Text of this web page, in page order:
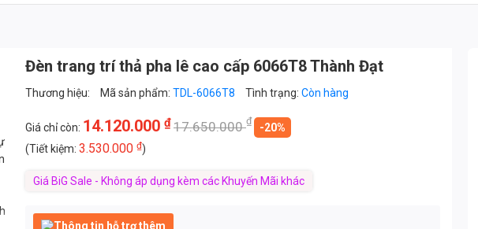
Đèn trang trí thả pha lê cao cấp 6066T8 Thành Đạt
Thương hiệu: Mã sản phẩm: TDL-6066T8 Tình trạng: Còn hàng
Giá chỉ còn: 14.120.000 ₫17.650.000₫
-20%
(Tiết kiệm: 3.530.000 ₫)
Giá BiG Sale - Không áp dụng kèm các Khuyến Mãi khác
Thông tin hỗ trợ thêm